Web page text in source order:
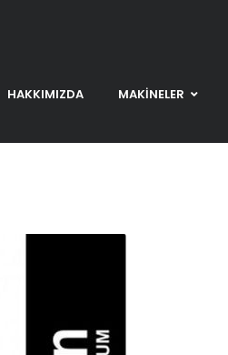
HAKKIMIZDA MAKİNELER